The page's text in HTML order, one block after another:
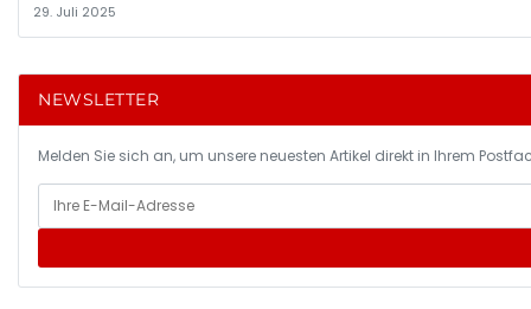
29. Juli 2025
NEWSLETTER
Melden Sie sich an, um unsere neuesten Artikel direkt in Ihrem